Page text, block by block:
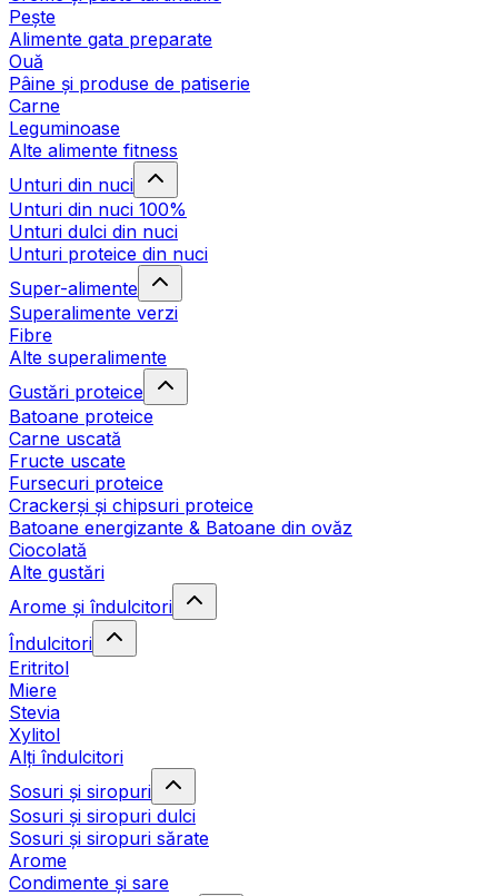
Pește
Alimente gata preparate
Ouă
Pâine și produse de patiserie
Carne
Leguminoase
Alte alimente fitness
Unturi din nuci
Unturi din nuci 100%
Unturi dulci din nuci
Unturi proteice din nuci
Super-alimente
Superalimente verzi
Fibre
Alte superalimente
Gustări proteice
Batoane proteice
Carne uscată
Fructe uscate
Fursecuri proteice
Crackerși și chipsuri proteice
Batoane energizante & Batoane din ovăz
Ciocolată
Alte gustări
Arome și îndulcitori
Îndulcitori
Eritritol
Miere
Stevia
Xylitol
Alți îndulcitori
Sosuri și siropuri
Sosuri și siropuri dulci
Sosuri și siropuri sărate
Arome
Condimente și sare